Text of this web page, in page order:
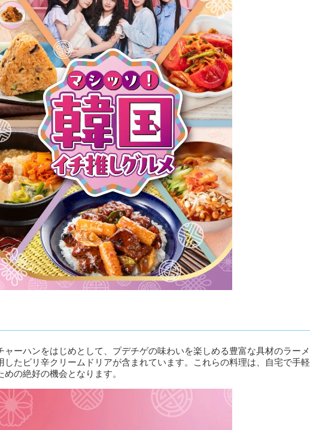
ャーハンをはじめとして、プデチゲの味わいを楽しめる豊富な具材のラーメ
したピリ辛クリームドリアが含まれています。これらの料理は、自宅で手軽
の絶好の機会となります。